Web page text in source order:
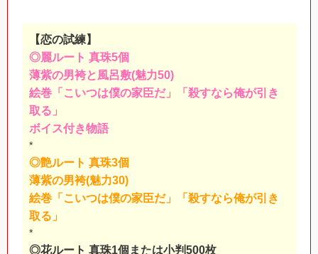
【恋の試練】
◎麗ルート 真珠5個
薄紫の男袴と風呂敷(魅力50)
絵巻「こいつは僕の家臣だ」「殺すなら俺が引き
取る」
ボイス付き物語
*
◎艶ルート 真珠3個
薄紫の男袴(魅力30)
絵巻「こいつは僕の家臣だ」「殺すなら俺が引き
取る」
*
◎花ルート 真珠1個または小判500枚